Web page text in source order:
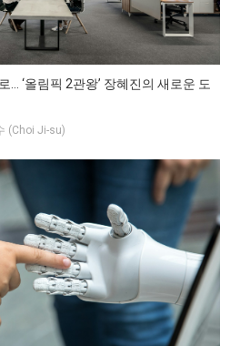
… ‘올림픽 2관왕’ 장혜진의 새로운 도
(Choi Ji-su)